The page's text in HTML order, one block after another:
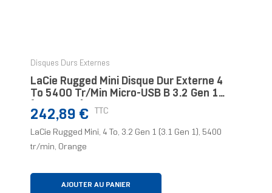
Disques Durs Externes
LaCie Rugged Mini Disque Dur Externe 4
To 5400 Tr/min Micro-USB B 3.2 Gen 1
(3.1 Gen 1) Orange
Prix
242,89 € TTC
LaCie Rugged Mini, 4 To, 3.2 Gen 1 (3.1 Gen 1), 5400
tr/min, Orange
AJOUTER AU PANIER